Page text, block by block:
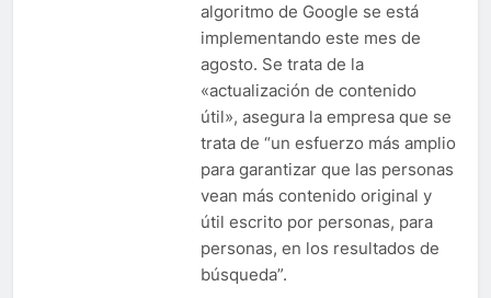
algoritmo de Google se está
implementando este mes de
agosto. Se trata de la
«actualización de contenido
útil», asegura la empresa que se
trata de “un esfuerzo más amplio
para garantizar que las personas
vean más contenido original y
útil escrito por personas, para
personas, en los resultados de
búsqueda”.